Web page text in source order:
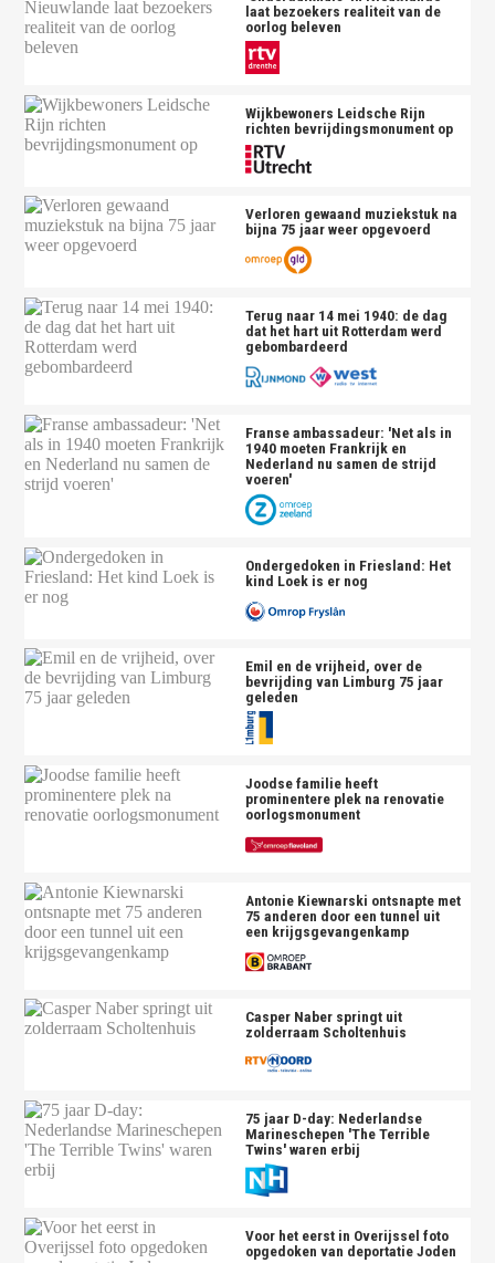
laat bezoekers realiteit van de
oorlog beleven
Wijkbewoners Leidsche Rijn
richten bevrijdingsmonument op
Verloren gewaand muziekstuk na
bijna 75 jaar weer opgevoerd
Terug naar 14 mei 1940: de dag
dat het hart uit Rotterdam werd
gebombardeerd
Franse ambassadeur: 'Net als in
1940 moeten Frankrijk en
Nederland nu samen de strijd
voeren'
Ondergedoken in Friesland: Het
kind Loek is er nog
Emil en de vrijheid, over de
bevrijding van Limburg 75 jaar
geleden
Joodse familie heeft
prominentere plek na renovatie
oorlogsmonument
Antonie Kiewnarski ontsnapte met
75 anderen door een tunnel uit
een krijgsgevangenkamp
Casper Naber springt uit
zolderraam Scholtenhuis
75 jaar D-day: Nederlandse
Marineschepen 'The Terrible
Twins' waren erbij
Voor het eerst in Overijssel foto
opgedoken van deportatie Joden